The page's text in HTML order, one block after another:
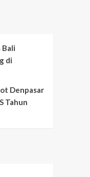
Bali
di
Denpasar
Tahun